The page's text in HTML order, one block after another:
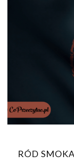
RÓD